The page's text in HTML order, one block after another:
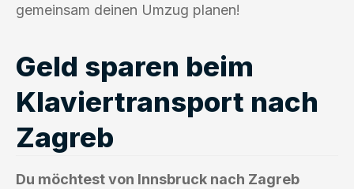
gemeinsam deinen Umzug planen!
Geld sparen beim
Klaviertransport nach
Zagreb
Du möchtest von Innsbruck nach Zagreb